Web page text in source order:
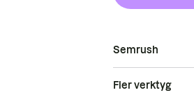
Semrush
Fler verktyg